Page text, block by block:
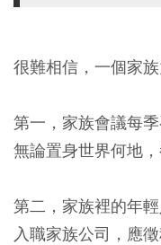
很難相信，一個家
第一，家族會議每
無論置身世界何地
第二，家族裡的年
入職家族公司，應